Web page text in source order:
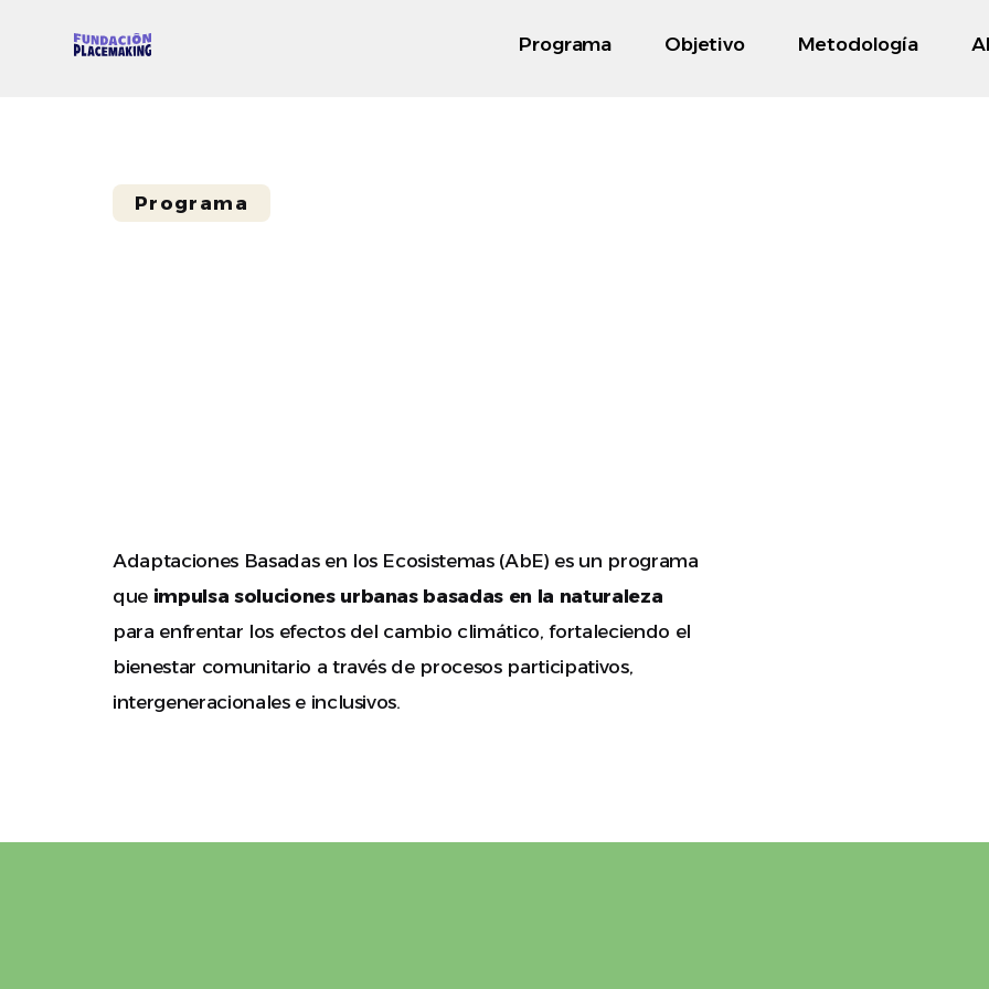
Programa Objetivo Metodología
Programa
Adaptaciones Basadas en los Ecosistemas (AbE) es un programa
queimpulsa soluciones urbanas basadas en la naturaleza
para enfrentar los efectos del cambio climático, fortaleciendo el
bienestar comunitario a través de procesos participativos,
intergeneracionales e inclusivos.